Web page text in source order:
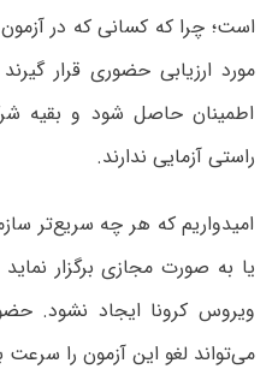
است؛ چرا که کسانی که در
مورد ارزیابی حضوری قرار
اطمینان حاصل شود و بقیه
راستی آزمایی ندارند.
امیدواریم که هر چه سریع‌تر
یا به صورت مجازی برگزار
ویروس کرونا ایجاد نشود.
می‌تواند لغو این آزمون را